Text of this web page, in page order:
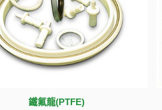
鐵氟龍(PTFE)